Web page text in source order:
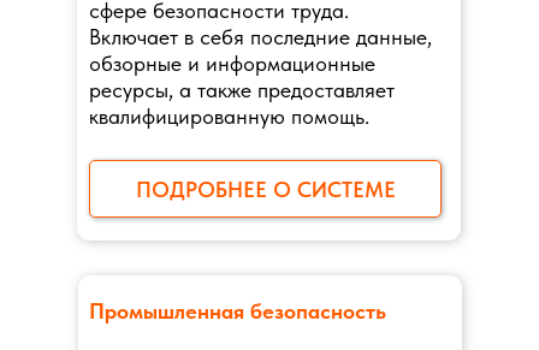
сфере безопасности труда.
Включает в себя последние данные,
обзорные и информационные
ресурсы, а также предоставляет
квалифицированную помощь.
Промышленная безопасность
ПОДРОБНЕЕ О СИСТЕМЕ